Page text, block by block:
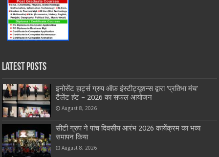
Latest Posts
इनोसेंट हार्ट्स ग्रुप ऑफ़ इंस्टीट्यूशन्स द्वारा ‘प्रतिभा मंच’
टैलेंट हंट – 2026 का सफल आयोजन
August 8, 2026
सीटी ग्रुप ने पांच दिवसीय आरंभ 2026 कार्येक्रम का भव्य
समापन किया
August 8, 2026